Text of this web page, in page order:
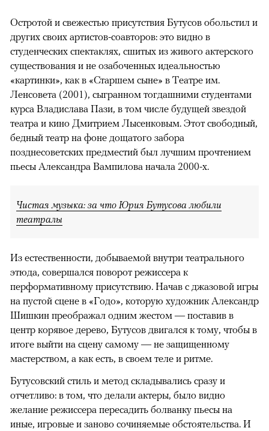
Остротой и свежестью присутствия Бутусов обольстил и
других своих артистов-соавторов: это видно в
студенческих спектаклях, сшитых из живого актерского
существования и не озабоченных идеальностью
«картинки», как в «Старшем сыне» в Театре им.
Ленсовета (2001), сыгранном тогдашними студентами
курса Владислава Пази, в том числе будущей звездой
театра и кино Дмитрием Лысенковым. Этот свободный,
бедный театр на фоне дощатого забора
позднесоветских предместий был лучшим прочтением
пьесы Александра Вампилова начала 2000-х.
Чистая музыка: за что Юрия Бутусова любили
театралы
Из естественности, добываемой внутри театрального
этюда, совершался поворот режиссера к
перформативному присутствию. Начав с джазовой игры
на пустой сцене в «Годо», которую художник Александр
Шишкин преображал одним жестом — поставив в
центр корявое дерево, Бутусов двигался к тому, чтобы в
итоге выйти на сцену самому — не защищенному
мастерством, а как есть, в своем теле и ритме.
Бутусовский стиль и метод складывались сразу и
отчетливо: в том, что делали актеры, было видно
желание режиссера пересадить болванку пьесы на
иные, игровые и заново сочиняемые обстоятельства. И